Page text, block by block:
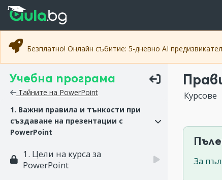
Прескочи към основното съдържание
Прескочи към навигацията
Безплатно! Онлайн събитие: 5-дневно AI
Учебна програма
Тайните на PowerPoint
1. Важни правила и тънкости при
създаване на презентации с
PowerPoint
1. Цели на курса за
PowerPoint
Курсове
За